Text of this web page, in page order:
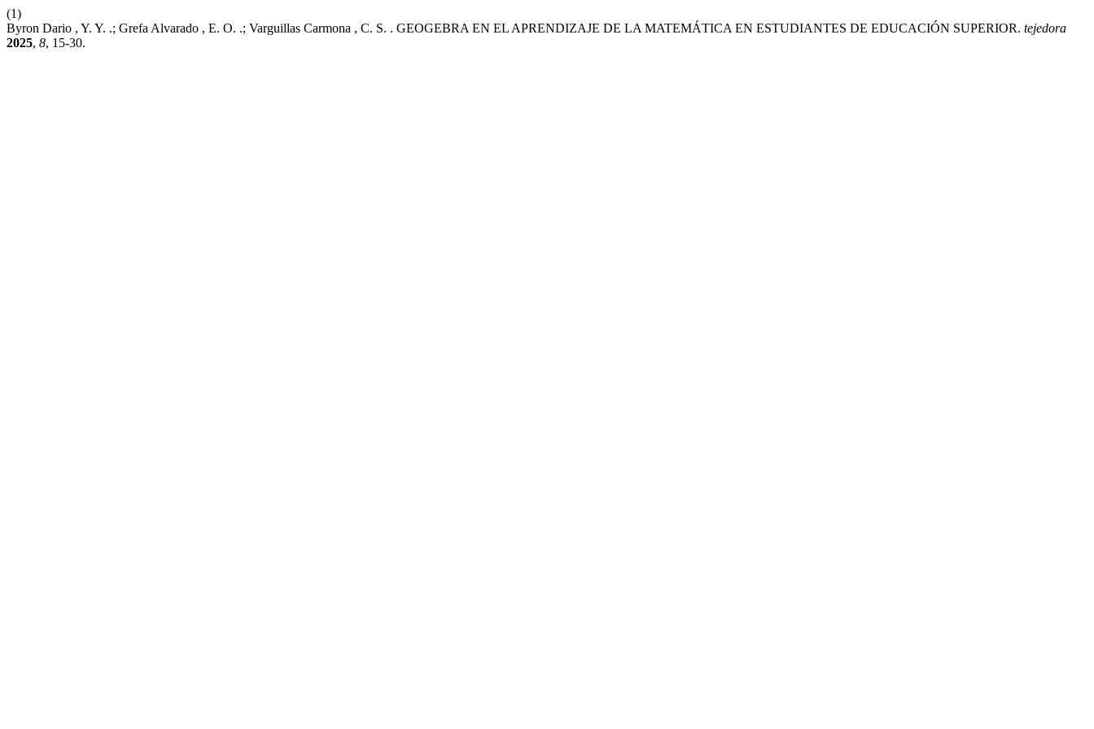
(1)
Byron Dario , Y. Y. .; Grefa Alvarado , E. O. .; Varguillas Carmona , C. S. . GEOGEBRA EN EL APRENDIZAJE DE LA MATEMÁTICA EN ESTUDIANTES DE EDUCACIÓN SUPERIOR. tejedora
2025, 8, 15-30.